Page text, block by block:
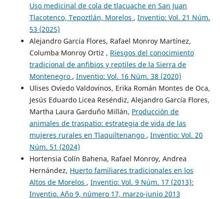
Uso medicinal de cola de tlacuache en San Juan
Tlacotenco, Tepoztlán, Morelos , Inventio: Vol. 21 Núm.
53 (2025)
Alejandro García Flores, Rafael Monroy Martínez,
Columba Monroy Ortiz , Riesgos del conocimiento
tradicional de anfibios y reptiles de la Sierra de
Montenegro , Inventio: Vol. 16 Núm. 38 (2020)
Ulises Oviedo Valdovinos, Erika Román Montes de Oca,
Jesús Eduardo Licea Reséndiz, Alejandro García Flores,
Martha Laura Garduño Millán, Producción de
animales de traspatio: estrategia de vida de las
mujeres rurales en Tlaquiltenango , Inventio: Vol. 20
Núm. 51 (2024)
Hortensia Colín Bahena, Rafael Monroy, Andrea
Hernández, Huerto familiares tradicionales en los
Altos de Morelos , Inventio: Vol. 9 Núm. 17 (2013):
Inventio. Año 9, número 17, marzo-junio 2013